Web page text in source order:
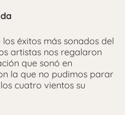
éxitos más sonados del
artistas nos regalaron
que sonó en
la que no pudimos parar
cuatro vientos su